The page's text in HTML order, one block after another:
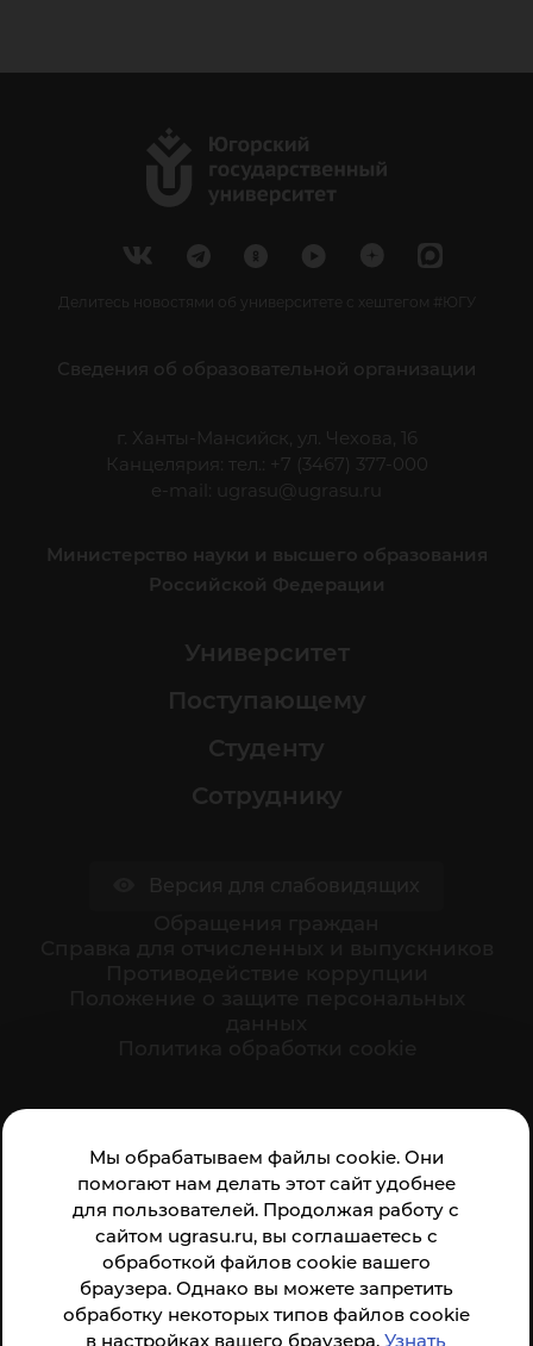
Мы обрабатываем файлы cookie. Они
помогают нам делать этот сайт удобнее
для пользователей. Продолжая работу с
сайтом ugrasu.ru, вы соглашаетесь с
обработкой файлов cookie вашего
браузера. Однако вы можете запретить
обработку некоторых типов файлов cookie
в настройках вашего браузера.Узнать
Делитесь новостями об университете с хештегом #ЮГУ
Сведения об образовательной организации
г. Ханты-Мансийск, ул. Чехова, 16
Канцелярия: тел.: +7 (3467) 377-000
e-mail:
ugrasu@ugrasu.ru
Министерство науки и высшего образования
Российской Федерации
Университет
Поступающему
Студенту
Сотруднику
организации:
Анкета доступна по QR-коду, а так же по прямой